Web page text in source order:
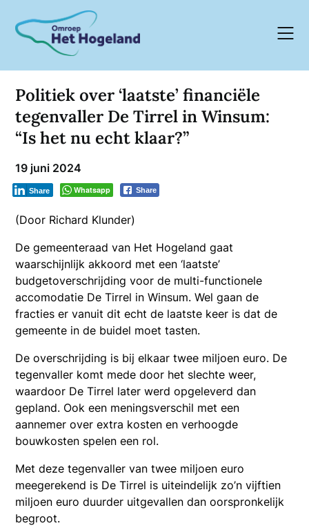
content
Politiek over ‘laatste’ financiële
tegenvaller De Tirrel in Winsum:
“Is het nu echt klaar?”
19 juni 2024
Whatsapp Share
Share
(Door Richard Klunder)
De gemeenteraad van Het Hogeland gaat
waarschijnlijk akkoord met een ‘laatste’
budgetoverschrijding voor de multi-functionele
accomodatie De Tirrel in Winsum. Wel gaan de
fracties er vanuit dit echt de laatste keer is dat de
gemeente in de buidel moet tasten.
De overschrijding is bij elkaar twee miljoen euro. De
tegenvaller komt mede door het slechte weer,
waardoor De Tirrel later werd opgeleverd dan
gepland. Ook een meningsverschil met een
aannemer over extra kosten en verhoogde
bouwkosten spelen een rol.
Met deze tegenvaller van twee miljoen euro
meegerekend is De Tirrel is uiteindelijk zo’n vijftien
miljoen euro duurder uitgevallen dan oorspronkelijk
begroot.